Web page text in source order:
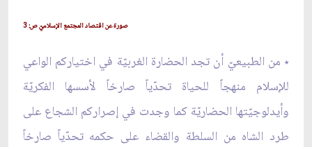
صورة عن اقتصاد المجتمع الإسلاميّ ص: 3
٭ من الطبيعيّ أن تجد الحضارة الغربيّة في اختياركم الواعي
للإسلام منهجاً للحياة تحدّياً صارخاً لأسسها الفكريّة
وأيدلوجيّتها الحضاريّة كما وجدت في إصراركم الشجاع على
طرد الشاه من السلطة والقضاء على حكمه تحدّياً صارخاً